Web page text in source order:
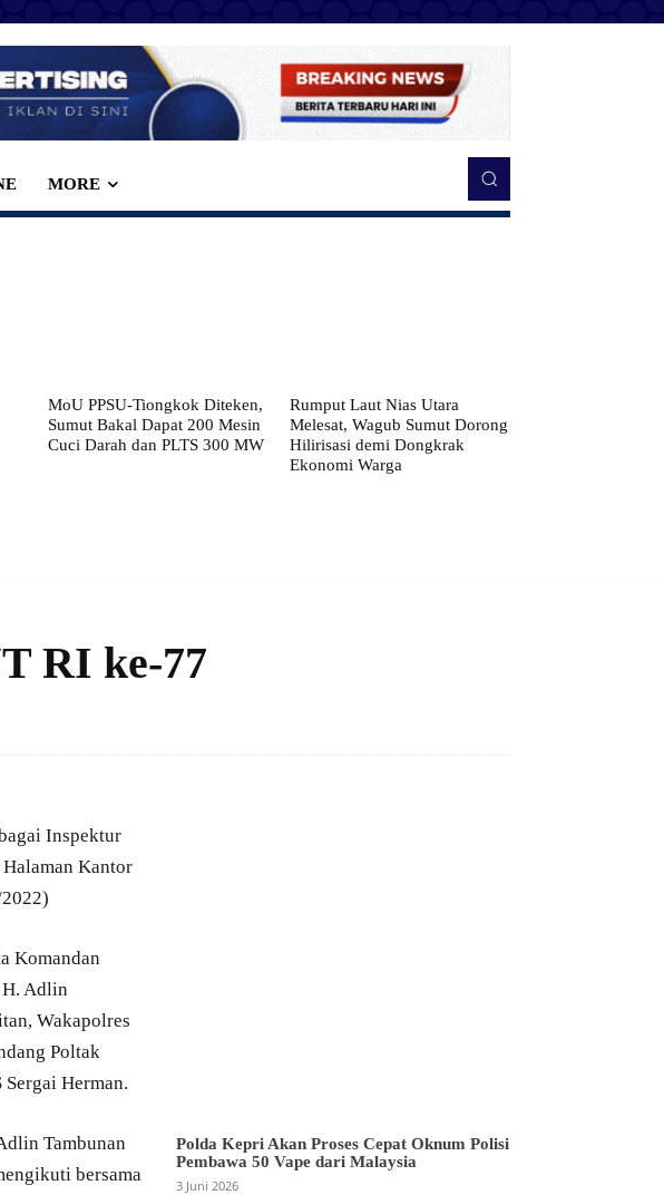
MORE
MoU PPSU-Tiongkok Diteken,
Sumut Bakal Dapat 200 Mesin
Cuci Darah dan PLTS 300 MW
Rumput Laut Nias Utara
Melesat, Wagub Sumut Dorong
Hilirisasi demi Dongkrak
Ekonomi Warga
RI ke-77
Inspektur
Kantor
Komandan
Adlin
Wakapolres
Poltak
Herman.
Tambunan
bersama
Polda Kepri Akan Proses Cepat Oknum Polisi
Pembawa 50 Vape dari Malaysia
3 Juni 2026